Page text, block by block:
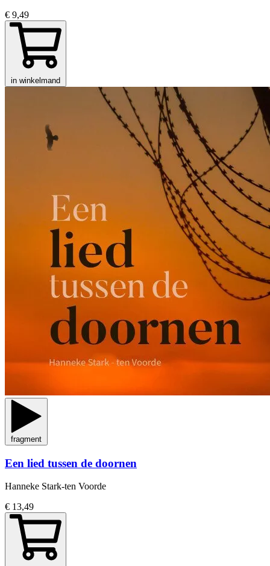
€ 9,49
in winkelmand
fragment
Een lied tussen de doornen
Hanneke Stark-ten Voorde
€ 13,49